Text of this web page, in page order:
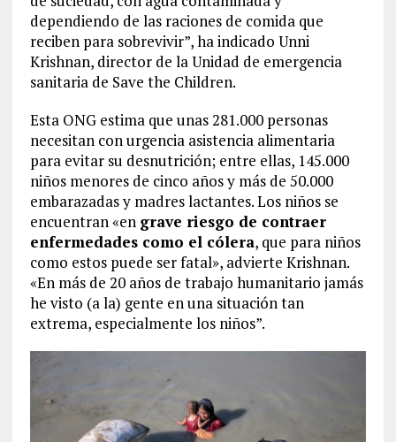
dependiendo de las raciones de comida que
reciben para sobrevivir”, ha indicado Unni
Krishnan, director de la Unidad de emergencia
sanitaria de Save the Children.
Esta ONG estima que unas 281.000 personas
necesitan con urgencia asistencia alimentaria
para evitar su desnutrición; entre ellas, 145.000
niños menores de cinco años y más de 50.000
embarazadas y madres lactantes. Los niños se
encuentran «en grave riesgo de contraer
enfermedades como el cólera, que para niños
como estos puede ser fatal», advierte Krishnan.
«En más de 20 años de trabajo humanitario jamás
he visto (a la) gente en una situación tan
extrema, especialmente los niños”.